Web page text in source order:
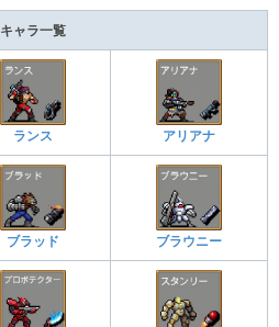
キャラ一覧
ランス アリアナ
ブラッド ブラウニー